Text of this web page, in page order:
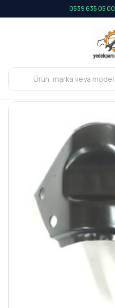
0539 635 05 00